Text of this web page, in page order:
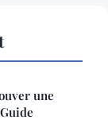
une